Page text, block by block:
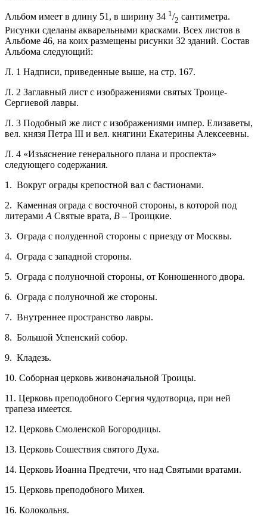
Альбом имеет в длину 51, в ширину 34 1/2 сантиметра.
Рисунки сделаны акварельными красками. Всех листов в
Альбоме 46, на коих размещены рисунки 32 зданий. Состав
Альбома следующий:
Л. 1 Надписи, приведенные выше, на стр. 167.
Л. 2 Заглавный лист с изображениями святых Троице-
Сергиевой лавры.
Л. 3 Подобный же лист с изображениями импер. Елизаветы,
вел. князя Петра III и вел. княгини Екатерины Алексеевны.
Л. 4 «Изъяснение генерального плана и проспекта»
следующего содержания.
1. Вокруг ограды крепостной вал с бастионами.
2. Каменная ограда с восточной стороны, в которой под
литерами А Святые врата, В – Троицкие.
3. Ограда с полуденной стороны с приезду от Москвы.
4. Ограда с западной стороны.
5. Ограда с полуночной стороны, от Конюшенного двора.
6. Ограда с полуночной же стороны.
7. Внутреннее пространство лавры.
8. Большой Успенский собор.
9. Кладезь.
10. Соборная церковь живоначальной Троицы.
11. Церковь преподобного Сергия чудотворца, при ней
трапеза имеется.
12. Церковь Смоленской Богородицы.
13. Церковь Сошествия святого Духа.
14. Церковь Иоанна Предтечи, что над Святыми вратами.
15. Церковь преподобного Михея.
16. Колокольня.